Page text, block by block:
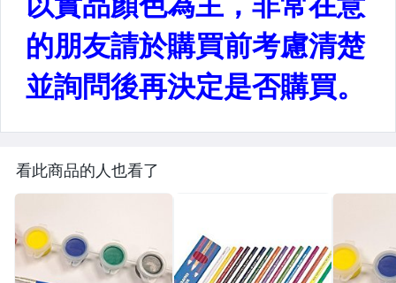
看此商品的人也看了